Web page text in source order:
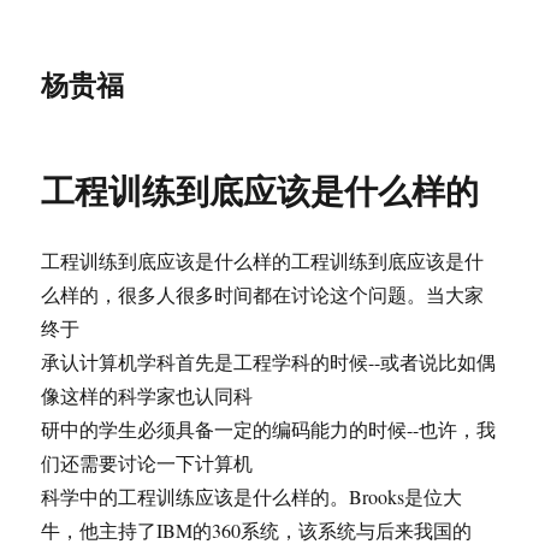
杨贵福
工程训练到底应该是什么样的
工程训练到底应该是什么样的工程训练到底应该是什
么样的，很多人很多时间都在讨论这个问题。当大家
终于
承认计算机学科首先是工程学科的时候--或者说比如偶
像这样的科学家也认同科
研中的学生必须具备一定的编码能力的时候--也许，我
们还需要讨论一下计算机
科学中的工程训练应该是什么样的。Brooks是位大
牛，他主持了IBM的360系统，该系统与后来我国的